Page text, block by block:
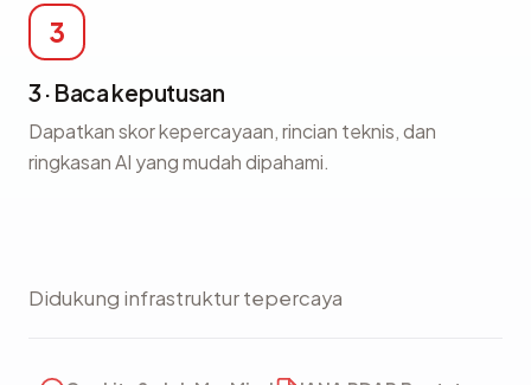
3
3 · Baca keputusan
Dapatkan skor kepercayaan, rincian teknis, dan
ringkasan AI yang mudah dipahami.
Didukung infrastruktur tepercaya